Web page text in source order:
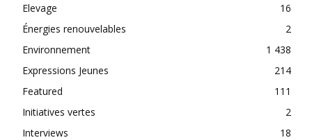
Elevage
16
Énergies renouvelables
2
Environnement
1 438
Expressions Jeunes
214
Featured
111
Initiatives vertes
2
Interviews
18